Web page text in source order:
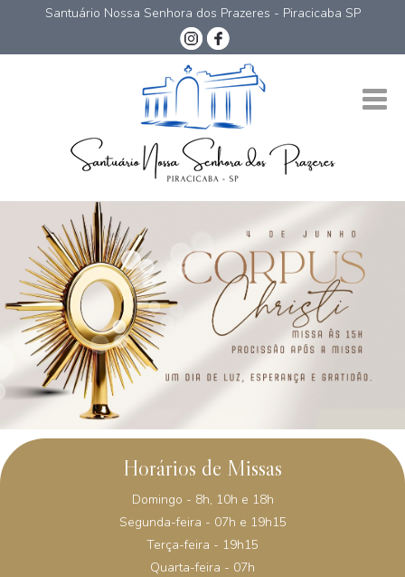
Santuário Nossa Senhora dos Prazeres - Piracicaba SP
Nossa Senhora dos Prazeres
Horários de Missas
Domingo - 8h, 10h e 18h
Segunda-feira - 07h e 19h15
Terça-feira - 19h15
Quarta-feira - 07h